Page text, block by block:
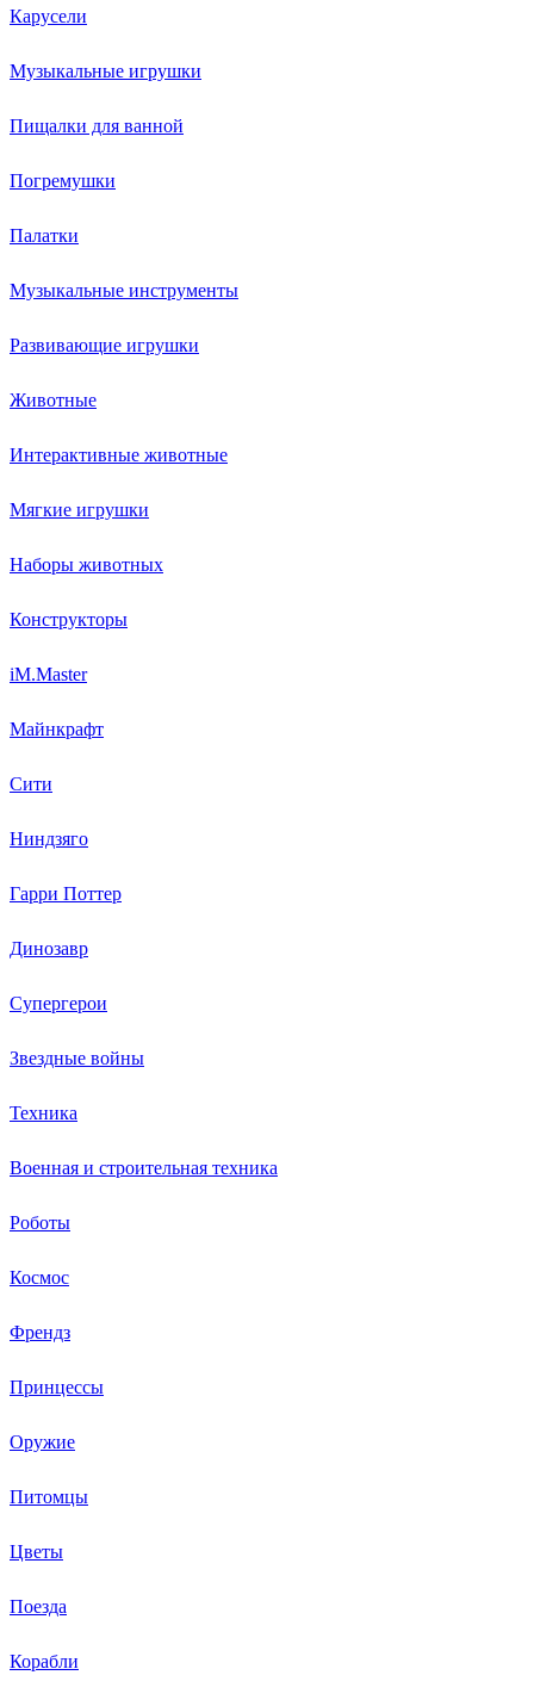
Карусели
Музыкальные игрушки
Пищалки для ванной
Погремушки
Палатки
Музыкальные инструменты
Развивающие игрушки
Животные
Интерактивные животные
Мягкие игрушки
Наборы животных
Конструкторы
iM.Master
Майнкрафт
Сити
Ниндзяго
Гарри Поттер
Динозавр
Супергерои
Звездные войны
Техника
Военная и строительная техника
Роботы
Космос
Френдз
Принцессы
Оружие
Питомцы
Цветы
Поезда
Корабли